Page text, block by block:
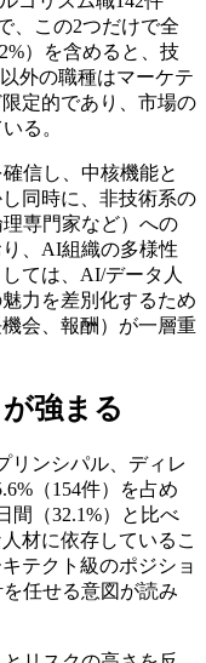
、この2つだけで全
）を含めると、技
外の職種はマーケテ
定的であり、市場の
る。
信し、中核機能と
同時に、非技術系の
専門家など）への
、AI組織の多様性
ては、AI/データ人
力を差別化するため
会、報酬）が一層重
強まる
リンシパル、ディレ
（154件）を占め
間（32.1%）と比べ
材に依存しているこ
テクト級のポジショ
任せる意図が読み